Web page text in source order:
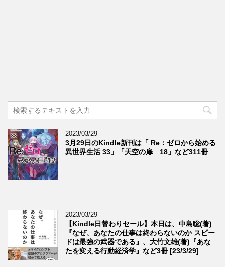
2023/03/29
3月29日のKindle新刊は「 Re：ゼロから始める
異世界生活 33」「天空の扉 18」など311冊
2023/03/29
【Kindle日替わりセール】本日は、中島聡(著)
『なぜ、あなたの仕事は終わらないのか スピー
ドは最強の武器である』、大竹文雄(著)『あな
たを変える行動経済学』など3冊 [23/3/29]